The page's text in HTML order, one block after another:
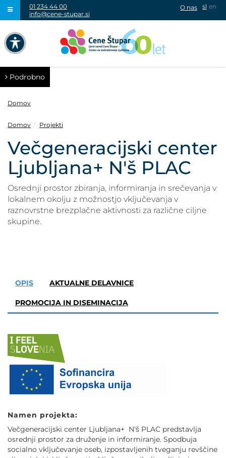
NAVIGACIJA PREKO TIPKOVNICE
SIVINE
POVEČAJ PISAVO
OZNAČI NASLOVE
OZNAČI POVEZAVE
PODČRTAJ POVEZAVE
ZEMLJEVID STRANI
IZJAVA O DOSTOPNOSTI
01 234 44 00
info@cene-stupar.si
sl en
O nas
Podrobno
Domov
Domov Projekti
Večgeneracijski center
Ljubljana+ N'š PLAC
Osrednji prostor zbiranja, informiranja in srečevanja v
lokalnem okolju z možnostjo vključevanja v
raznovrstne brezplačne aktivnosti za različne ciljne
skupine.
OPIS AKTUALNE DELAVNICE
PROMOCIJA IN DISEMINACIJA
Namen projekta:
Večgeneracijski center Ljubljana+ N'š PLAC predstavlja
osrednji prostor za druženje in informiranje. Spodbuja
socialno vključevanje oseb, izpostavljenih tveganju revščine